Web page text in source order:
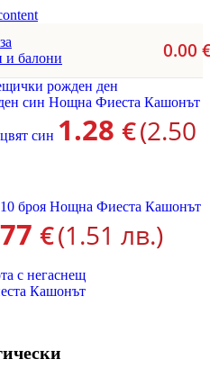
0.00
рожден ден
син 1.28 €(2.50
€(1.51 лв.)